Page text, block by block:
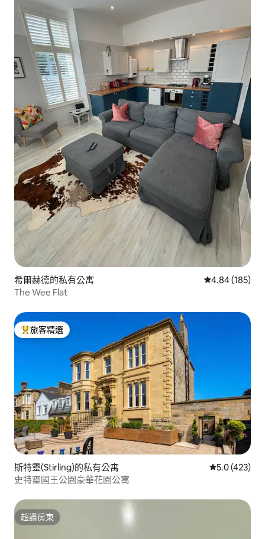
希爾赫德的私有公寓 從 185 則評價
4.84 (185)
The Wee Flat
旅客精選榜首
旅客精選
斯特靈(Stirling)的私有公寓 從 423 則評
5.0 (423)
史特靈國王公園豪華花園公寓
超讚房東
超讚房東